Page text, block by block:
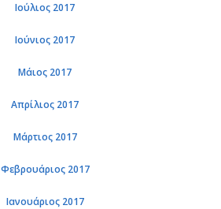
Ιούλιος 2017
Ιούνιος 2017
Μάιος 2017
Απρίλιος 2017
Μάρτιος 2017
Φεβρουάριος 2017
Ιανουάριος 2017